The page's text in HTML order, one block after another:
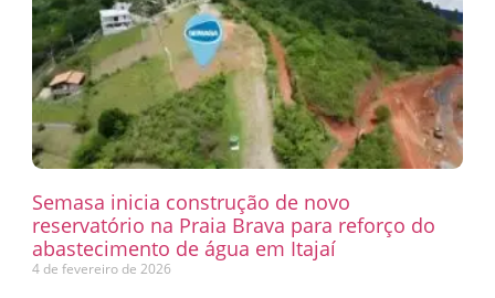
Semasa inicia construção de novo
reservatório na Praia Brava para reforço do
abastecimento de água em Itajaí
4 de fevereiro de 2026